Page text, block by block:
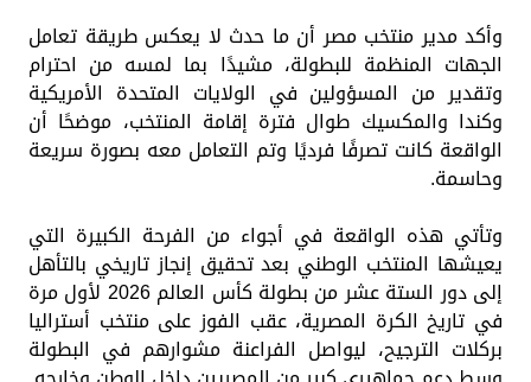
وأكد مدير منتخب مصر أن ما حدث لا يعكس طريقة تعامل
الجهات المنظمة للبطولة، مشيدًا بما لمسه من احترام
وتقدير من المسؤولين في الولايات المتحدة الأمريكية
وكندا والمكسيك طوال فترة إقامة المنتخب، موضحًا أن
الواقعة كانت تصرفًا فرديًا وتم التعامل معه بصورة سريعة
وحاسمة.
وتأتي هذه الواقعة في أجواء من الفرحة الكبيرة التي
يعيشها المنتخب الوطني بعد تحقيق إنجاز تاريخي بالتأهل
إلى دور الستة عشر من بطولة كأس العالم 2026 لأول مرة
في تاريخ الكرة المصرية، عقب الفوز على منتخب أستراليا
بركلات الترجيح، ليواصل الفراعنة مشوارهم في البطولة